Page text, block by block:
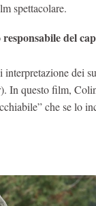
spettacolare.
del
dei
In questo film,
che se lo